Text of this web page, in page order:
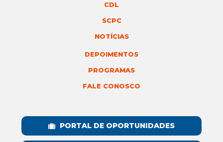
CDL
SCPC
NOTÍCIAS
DEPOIMENTOS
PROGRAMAS
FALE CONOSCO
PORTAL DE OPORTUNIDADES